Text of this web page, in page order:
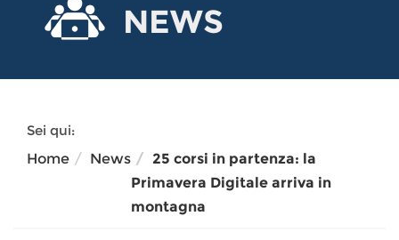
NEWS
Sei qui:
Home
News
25 corsi in partenza: la
Primavera Digitale arriva in
montagna